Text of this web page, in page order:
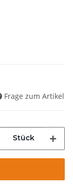
Frage zum Artikel
Stück